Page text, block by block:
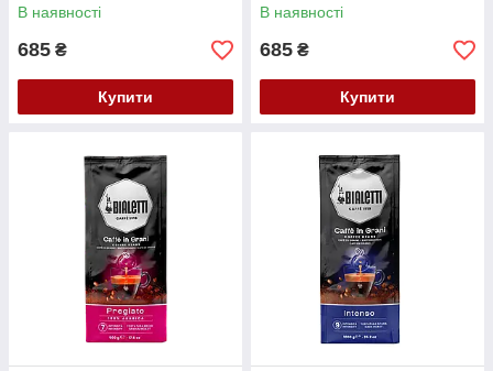
В наявності
685 ₴
Купити
В наявності
685 ₴
Купити